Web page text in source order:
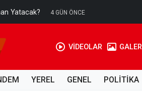
Yatacak? 4 GÜN ÖNCE
VİDEOLAR
YEREL GENEL POLİTİKA